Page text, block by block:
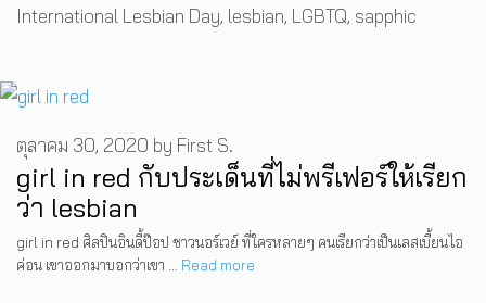
Tags
International Lesbian Day, lesbian, LGBTQ, sapphic
girl in red กับประเด็นที่ไม่พรีเฟอร์ให้เรียก
ว่า lesbian
ตุลาคม 30, 2020 by First S.
girl in red ศิลปินอินดี้ป๊อป ชาวนอร์เวย์ ที่ใครหลายๆ คนเรียกว่าเป็นเลสเบี้ยนไอ
ค่อน เขาออกมาบอกว่าเขา … Read more